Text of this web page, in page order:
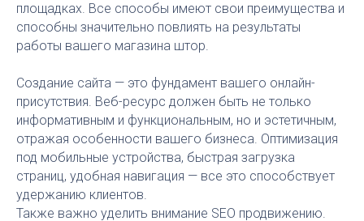
площадках. Все способы имеют свои преимущества и
способны значительно повлиять на результаты
работы вашего магазина штор.
Создание сайта — это фундамент вашего онлайн-
присутствия. Веб-ресурс должен быть не только
информативным и функциональным, но и эстетичным,
отражая особенности вашего бизнеса. Оптимизация
под мобильные устройства, быстрая загрузка
страниц, удобная навигация — все это способствует
удержанию клиентов.
Также важно уделить внимание SEO продвижению.